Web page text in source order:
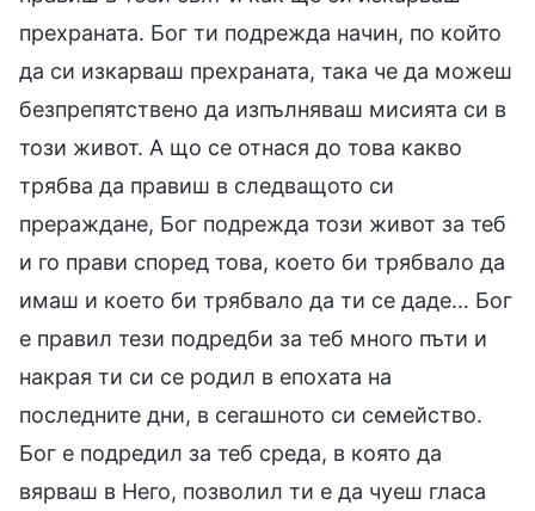
прехраната. Бог ти подрежда начин, по който
да си изкарваш прехраната, така че да можеш
безпрепятствено да изпълняваш мисията си в
този живот. А що се отнася до това какво
трябва да правиш в следващото си
прераждане, Бог подрежда този живот за теб
и го прави според това, което би трябвало да
имаш и което би трябвало да ти се даде… Бог
е правил тези подредби за теб много пъти и
накрая ти си се родил в епохата на
последните дни, в сегашното си семейство.
Бог е подредил за теб среда, в която да
вярваш в Него, позволил ти е да чуеш гласа